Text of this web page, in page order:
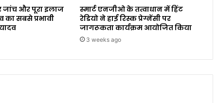
जांच और पूरा इलाज
का सबसे प्रभावी
स्मार्ट एनजीओ के तत्वाधान में हिंट
रेडियो ने हाई रिस्क प्रेग्नेंसी पर
जागरूकता कार्यक्रम आयोजित किया
3 weeks ago